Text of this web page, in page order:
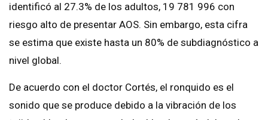
identificó al 27.3% de los adultos, 19 781 996 con
riesgo alto de presentar AOS. Sin embargo, esta cifra
se estima que existe hasta un 80% de subdiagnóstico a
nivel global.
De acuerdo con el doctor Cortés, el ronquido es el
sonido que se produce debido a la vibración de los